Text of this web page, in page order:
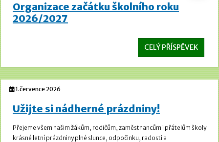
Organizace začátku školního roku
2026/2027
CELÝ PŘÍSPĚVEK
1.července 2026
Užijte si nádherné prázdniny!
Přejeme všem našim žákům, rodičům, zaměstnancům i přátelům školy
krásné letní prázdniny plné slunce, odpočinku, radosti a